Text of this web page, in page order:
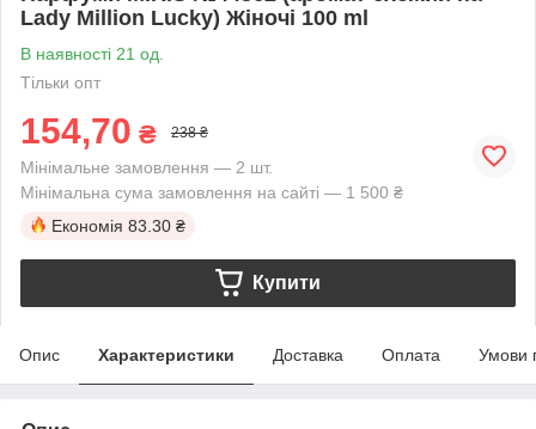
Lady Million Lucky) Жіночі 100 ml
В наявності 21 од.
Тільки опт
154,70 ₴ 238 ₴
Мінімальне замовлення — 2 шт.
Мінімальна сума замовлення на сайті — 1 500 ₴
Економія 83.30 ₴
Купити
Опис Характеристики Доставка Оплата Умови